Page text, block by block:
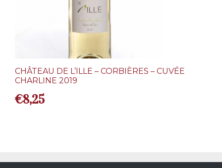
CHÂTEAU DE L’ILLE – CORBIÈRES – CUVÉE
CHARLINE 2019
€8,25